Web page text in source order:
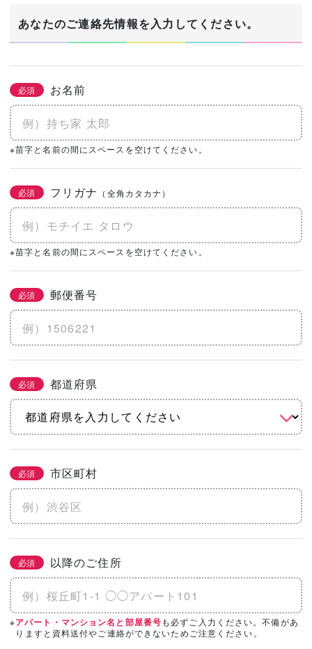
あなたのご連絡先情報を入力してください。
必須 お名前
※苗字と名前の間にスペースを空けてください。
必須 フリガナ （全角カタカナ）
※苗字と名前の間にスペースを空けてください。
必須 郵便番号
必須 都道府県
必須 市区町村
必須 以降のご住所
※アパート・マンション名と部屋番号も必ずご入力ください。不備があ
りますと資料送付やご連絡ができないためご注意ください。